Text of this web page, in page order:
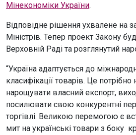
Мінекономіки України.
Відповідне рішення ухвалене на
Міністрів. Тепер проект Закону
Верховній Раді та розглянутий
“Україна адаптується до
класифікації товарів. Це
нарощувати власний експорт,
посилювати свою конкурентні
торгівлі. Великою перемогою є
мит на українські товари з боку